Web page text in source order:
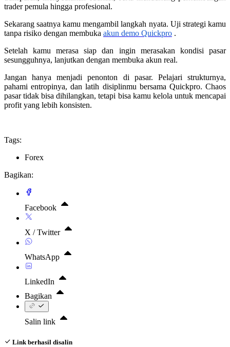
trader pemula hingga profesional.
Sekarang saatnya kamu mengambil langkah nyata. Uji strategi kamu
tanpa risiko dengan membuka akun demo Quickpro .
Setelah kamu merasa siap dan ingin merasakan kondisi pasar
sesungguhnya, lanjutkan dengan membuka akun real.
Jangan hanya menjadi penonton di pasar. Pelajari strukturnya,
pahami entropinya, dan latih disiplinmu bersama Quickpro. Chaos
pasar tidak bisa dihilangkan, tetapi bisa kamu kelola untuk mencapai
profit yang lebih konsisten.
Tags:
Forex
Bagikan:
Facebook
X / Twitter
WhatsApp
LinkedIn
Bagikan
Salin link
Link berhasil disalin